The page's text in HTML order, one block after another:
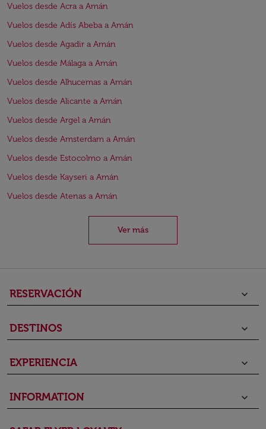
Vuelos desde Acra a Amán
Vuelos desde Adís Abeba a Amán
Vuelos desde Agadir a Amán
Vuelos desde Málaga a Amán
Vuelos desde Alhucemas a Amán
Vuelos desde Alicante a Amán
Vuelos desde Argel a Amán
Vuelos desde Amsterdam a Amán
Vuelos desde Estocolmo a Amán
Vuelos desde Kayseri a Amán
Vuelos desde Atenas a Amán
Ver más
RESERVACIÓN keyboard_arrow_down
DESTINOS keyboard_arrow_down
EXPERIENCIA keyboard_arrow_down
INFORMATION keyboard_arrow_down